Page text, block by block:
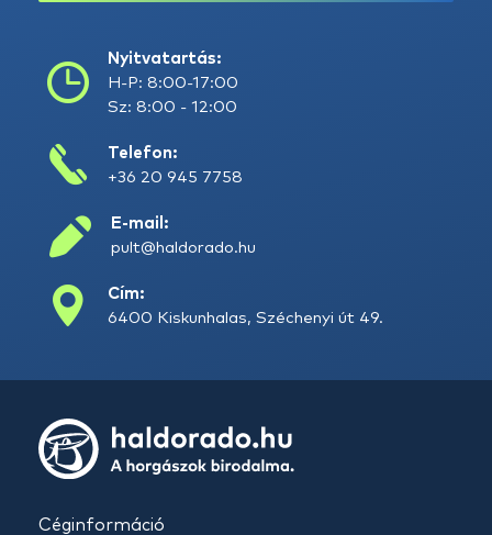
Nyitvatartás:
H-P: 8:00-17:00
Sz: 8:00 - 12:00
Telefon:
+36 20 945 7758
E-mail:
pult@haldorado.hu
Cím:
6400 Kiskunhalas, Széchenyi út 49.
Céginformáció